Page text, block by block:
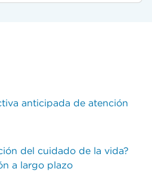
anticipada de atención
del cuidado de la vida?
a largo plazo